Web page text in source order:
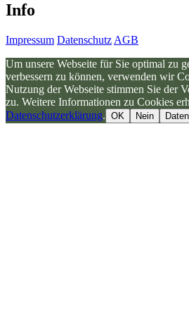
Info
Impressum Datenschutz AGB
Um unsere Webseite für Sie optimal zu
verbessern zu können, verwenden wir
Nutzung der Webseite stimmen Sie der
zu. Weitere Informationen zu Cookies
Datenschutzerklärung. OK Nein